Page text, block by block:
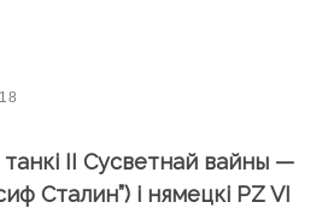
ІІ Сусветнай вайны —
Сталин”) і нямецкі РZ VI